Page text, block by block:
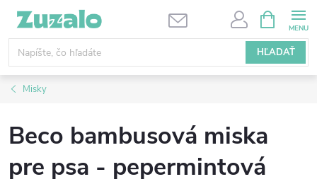
Prejsť
obsah
HĽADAŤ
KOŠÍK
Misky
Beco bambusová miska
pre psa - pepermintová